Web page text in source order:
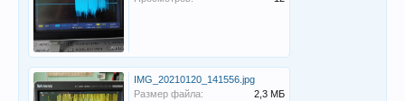
IMG_20210120_141556.jpg
Размер файла:
2,3 МБ